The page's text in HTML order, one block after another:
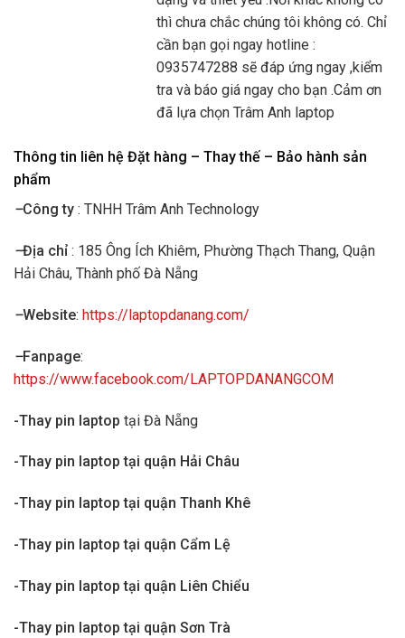
thì chưa chắc chúng tôi không có. Chỉ
cần bạn gọi ngay hotline :
0935747288 sẽ đáp ứng ngay ,kiểm
tra và báo giá ngay cho bạn .Cảm ơn
đã lựa chọn Trâm Anh laptop
Thông tin liên hệ Đặt hàng – Thay thế – Bảo hành sản
phẩm
–Công ty : TNHH Trâm Anh Technology
–Địa chỉ : 185 Ông Ích Khiêm, Phường Thạch Thang, Quận
Hải Châu, Thành phố Đà Nẵng
–Website: https://laptopdanang.com/
–Fanpage:
https://www.facebook.com/LAPTOPDANANGCOM
-Thay pin laptop tại Đà Nẵng
-Thay pin laptop tại quận Hải Châu
-Thay pin laptop tại quận Thanh Khê
-Thay pin laptop tại quận Cẩm Lệ
-Thay pin laptop tại quận Liên Chiểu
-Thay pin laptop tại quận Sơn Trà